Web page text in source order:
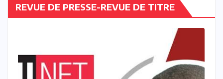
REVUE DE PRESSE-REVUE DE TITRE